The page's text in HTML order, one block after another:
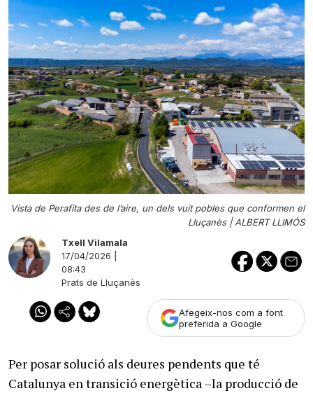
Vista de Perafita des de l’aire, un dels vuit pobles que conformen el
Lluçanès |ALBERT LLIMÓS
Txell Vilamala
17/04/2026 |
08:43
Prats de Lluçanès
Afegeix-nos com a font
preferida a Google
Per posar solució als deures pendents que té
Catalunya en transició energètica –la producció de